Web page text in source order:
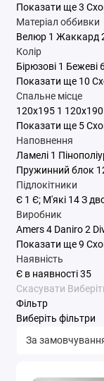
Показати ще 3
Матеріал оббивки
Велюр 1 Жаккард
Колір
Бірюзові 1 Бежеві
Показати ще 10
Спальне місце
120x195 1 120х190
Показати ще 5
Наповнення
Ламелі 1
Пружинний блок
Підлокітники
Є 1 Є; М'які 14 З
Виробник
Amers 4 Daniro 2
Показати ще 9
Наявність
Є в наявності 35
Скасувати
Фільтр
Виберіть фільтри